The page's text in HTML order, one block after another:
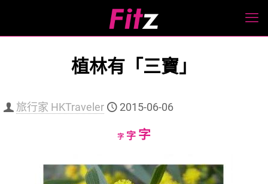
植林有「三寶」
旅行家 HKTraveler 2015-06-06
字Decrease
size.
字Reset
size.
字Increase
size.